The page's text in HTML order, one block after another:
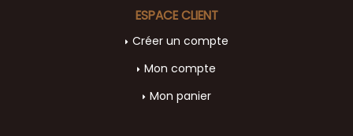
ESPACE CLIENT
Créer un compte
Mon compte
Mon panier